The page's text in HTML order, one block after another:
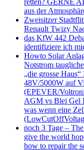
retten? GERNE
aus der
Zweisitzer
Renault Twizy
das KfW 442
identifiziere ich
Howto Solar
Notstrom
„die grosse
48V/5000W auf
(EPEVER/
AGM vs Blei Gel
was wenn eine
noch 3 Tage –
give the world
how to repair the